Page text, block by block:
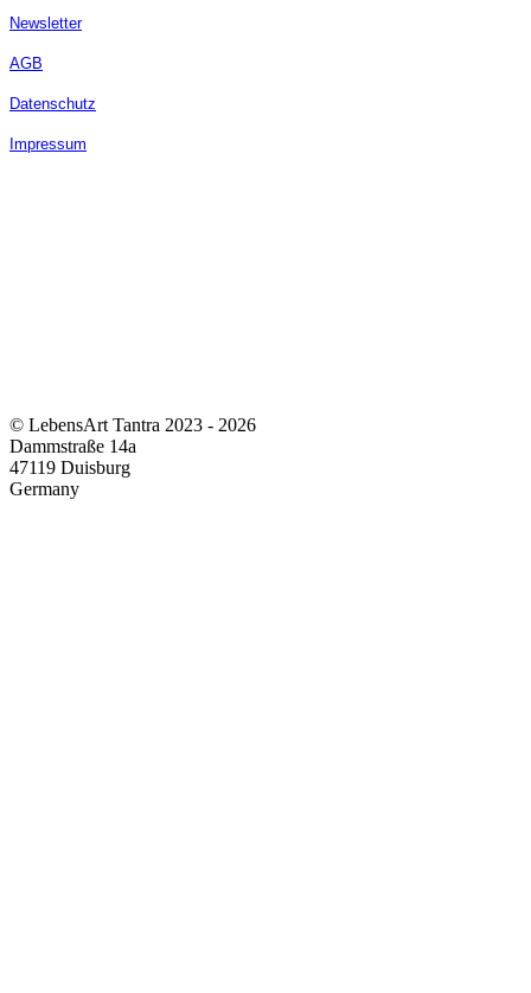
Newsletter
AGB
Datenschutz
Impressum
© LebensArt Tantra 2023 - 2026
Dammstraße 14a
47119 Duisburg
Germany